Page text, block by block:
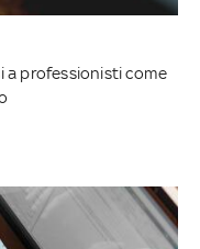
a professionisti come